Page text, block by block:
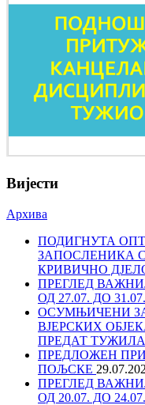
Вијести
Архива
ПОДИГНУТА
ЗАПОСЛЕНИКА
КРИВИЧНО
ПРЕГЛЕД
ОД 27.07. ДО
ОСУМЊИЧЕНИ
ВЈЕРСКИХ
ПРЕДАТ
ПРЕДЛОЖЕН
ПОЉСКЕ
ПРЕГЛЕД
ОД 20.07. ДО